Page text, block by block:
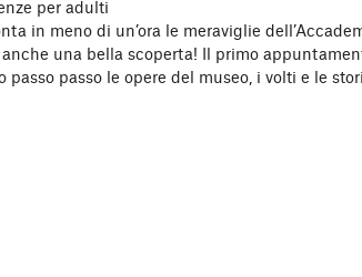
per adulti
in meno di un’ora le meraviglie
una bella scoperta! Il primo
passo passo le opere del museo, i volti e le